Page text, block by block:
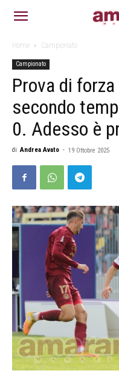
Home Campionato
Campionato
Prova di
secondo
0. Adesso è
di Andrea Avato - 19 Ottobre 2025